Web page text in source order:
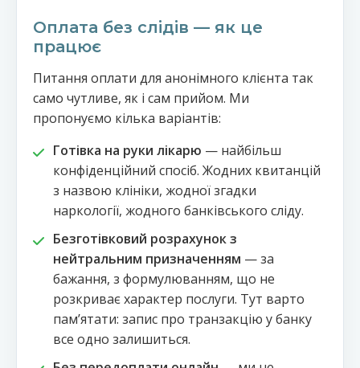
Оплата без слідів — як це
працює
Питання оплати для анонімного клієнта так
само чутливе, як і сам прийом. Ми
пропонуємо кілька варіантів:
Готівка на руки лікарю — найбільш
конфіденційний спосіб. Жодних квитанцій
з назвою клініки, жодної згадки
наркології, жодного банківського сліду.
Безготівковий розрахунок з
нейтральним призначенням — за
бажання, з формулюванням, що не
розкриває характер послуги. Тут варто
памʼятати: запис про транзакцію у банку
все одно залишиться.